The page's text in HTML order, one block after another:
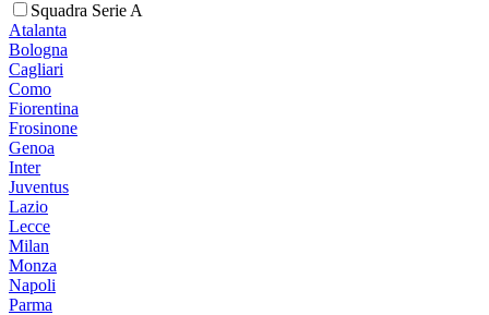
Squadra Serie A
Atalanta
Bologna
Cagliari
Como
Fiorentina
Frosinone
Genoa
Inter
Juventus
Lazio
Lecce
Milan
Monza
Napoli
Parma